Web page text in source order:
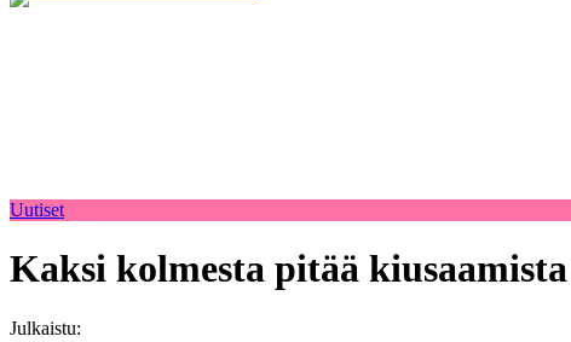
Uutiset
Kaksi kolmesta pitää kiusaamista
Julkaistu: